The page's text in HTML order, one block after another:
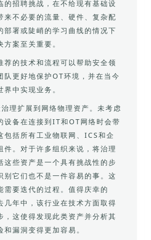
的招聘挑战，在不给现有基础设
来不必要的流量、硬件、复杂配
部署或陡峭的学习曲线的情况下
方案至关重要。
荐的技术和流程可以帮助安全领
队更好地保护OT环境，并在当今
界中实现业务。
理扩展到网络物理资产。未考虑
设备在连接到IT和OT网络时会带
包括所有工业物联网、ICS和企
件。对于许多组织来说，将治理
这些资产是一个具有挑战性的步
别它们也不是一件容易的事。这
需要迭代的过程。值得庆幸的
几年中，该行业在技术方面取得
，这使得发现此类资产并分析其
和漏洞变得更加容易。